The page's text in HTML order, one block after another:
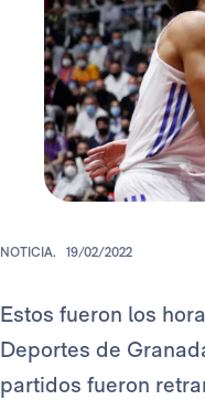
NOTICIA. 19/02/2022
Estos fueron los
Deportes de
partidos fueron